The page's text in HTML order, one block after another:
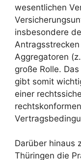
wesentlichen
insbesondere
Aggregatoren
große Rolle.
gibt somit
einer
Darüber hinaus
Thüringen die